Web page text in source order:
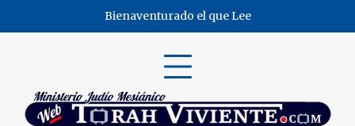
content
Bienaventurado el que Lee